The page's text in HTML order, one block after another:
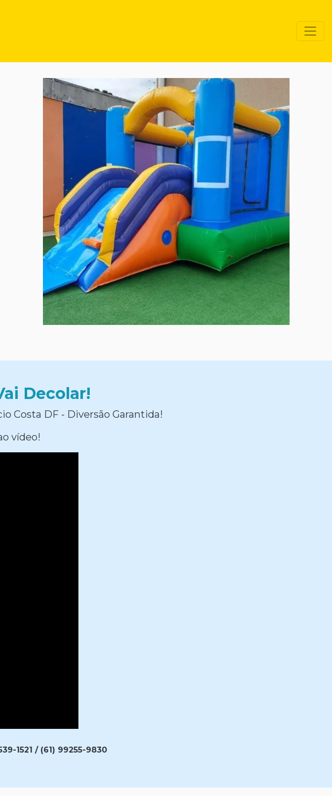
Decolar!
Costa DF - Diversão Garantida!
vídeo!
1521 / (61) 99255-9830